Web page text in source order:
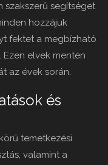
szakszerű segítséget
hozzájuk
fektet a megbízható
elvek mentén
az évek során.
és
temetkezési
valamint a